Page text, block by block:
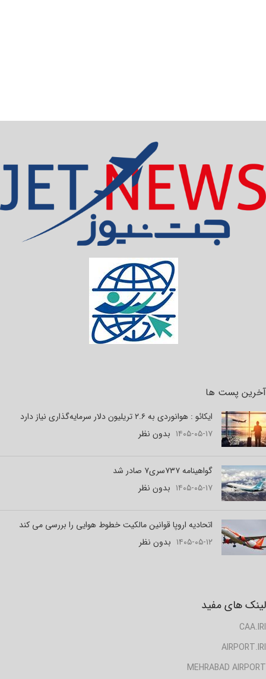
آخرین پست ها
ایکائو : هوانوردی به ۲.۶ تریلیون دلار سرمایه‌گذاری نیاز دارد
۱۴۰۵-۰۵-۱۷ بدون نظر
گواهینامه ۷۳۷سری۷ صادر شد
۱۴۰۵-۰۵-۱۷ بدون نظر
اتحادیه اروپا قوانین مالکیت خطوط هوایی را بررسی می کند
۱۴۰۵-۰۵-۱۲ بدون نظر
لینک های مفید
CAA.IRI
AIRPORT.IRI
MEHRABAD AIRPORT